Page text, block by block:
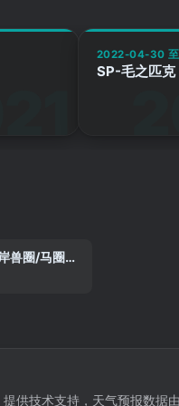
2022-04-30
SP-毛之匹克
海峡绒 SAEC - 海峡两岸兽圈/马圈活动信息收集组织（大陆版）
提供技术支持，天气预报数据